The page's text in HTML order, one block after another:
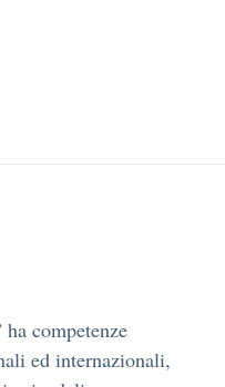
competenze
ed internazionali,